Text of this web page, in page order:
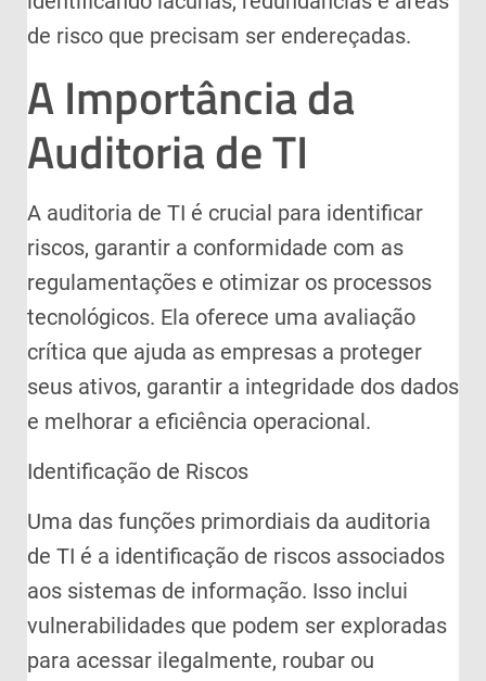
de risco que precisam ser endereçadas.
A Importância da
Auditoria de TI
A auditoria de TI é crucial para identificar
riscos, garantir a conformidade com as
regulamentações e otimizar os processos
tecnológicos. Ela oferece uma avaliação
crítica que ajuda as empresas a proteger
seus ativos, garantir a integridade dos dados
e melhorar a eficiência operacional.
Identificação de Riscos
Uma das funções primordiais da auditoria
de TI é a identificação de riscos associados
aos sistemas de informação. Isso inclui
vulnerabilidades que podem ser exploradas
para acessar ilegalmente, roubar ou